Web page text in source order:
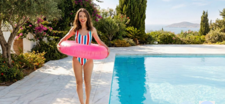
Подарочная карта Estravel
Reisikaubad.ee
Airalo eSIM
Бонусные пункты, Золотая карточка, Platinum
Club...
Золотая карточка
Platinum Club
Бонусные пункты
О нас
О компании, контакты, наши консультанты,
новости...
О компании